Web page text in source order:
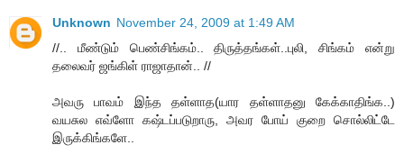
Unknown November 24, 2009 at 1:49 AM
//.. மீண்டும் பெண்சிங்கம்.. திருத்தங்கள்..புலி, சிங்கம் என்று
தலைவர் ஜங்கிள் ராஜாதான்.. //
அவரு பாவம் இந்த தள்ளாத(யார தள்ளாதனு கேக்காதிங்க..)
வயசுல எவ்ளோ கஷ்டப்படுறாரு, அவர போய் குறை சொல்லிட்டே
இருக்கிங்களே..